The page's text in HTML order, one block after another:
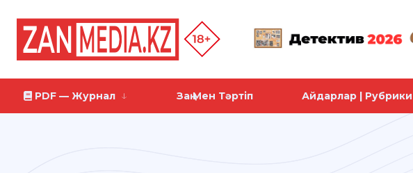
PDF — Журнал Заң Мен Тәртіп Айдарлар | Рубрики